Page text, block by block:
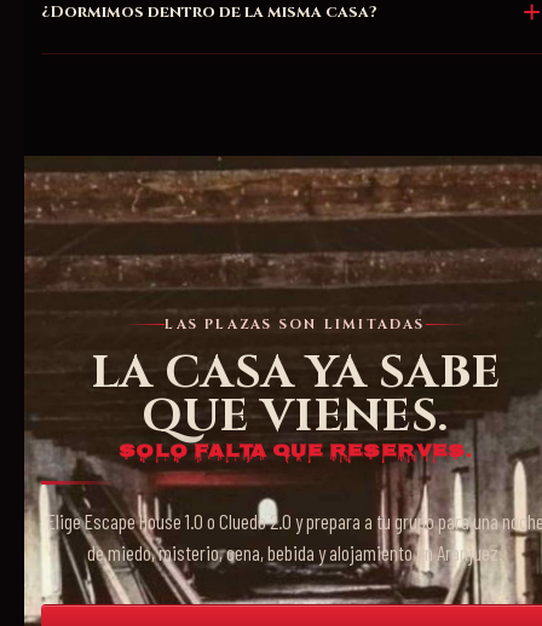
¿Dormimos dentro de la misma casa?
LAS PLAZAS SON LIMITADAS
LA CASA YA SABE
QUE VIENES.
Solo falta que reserves.
Elige Escape House 1.0 o Cluedo 2.0 y prepara a tu grupo para una
de miedo, misterio, cena, bebida y alojamiento en Aranjuez.